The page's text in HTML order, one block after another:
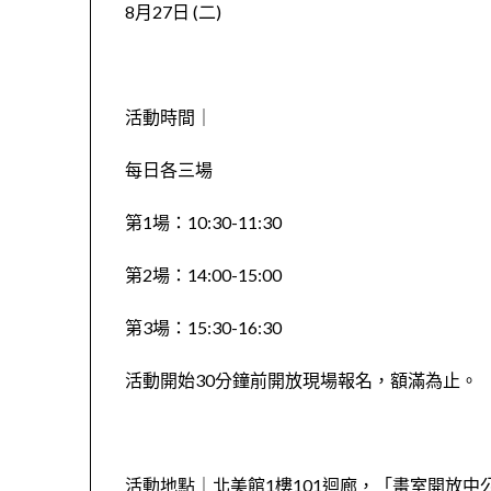
8月27日 (二)
活動時間｜
每日各三場
第1場：10:30-11:30
第2場：14:00-15:00
第3場：15:30-16:30
活動開始30分鐘前開放現場報名，額滿為止。
活動地點｜北美館1樓101迴廊，「畫室開放中